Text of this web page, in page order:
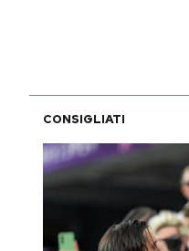
CONSIGLIATI